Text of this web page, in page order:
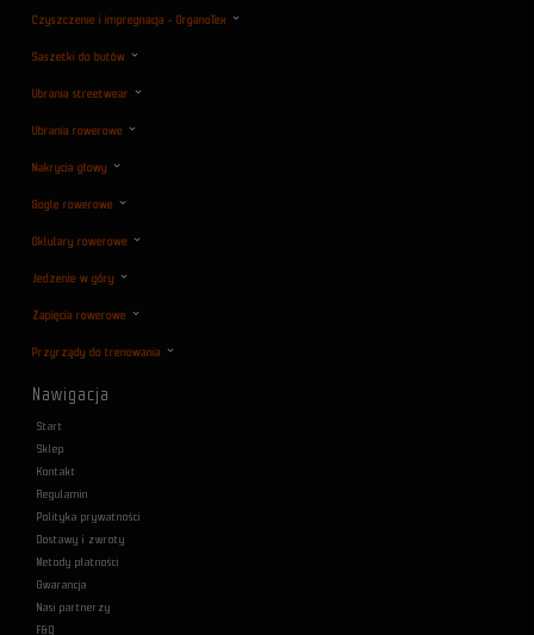
Czyszczenie i impregnacja - OrganoTex
Saszetki do butów
Ubrania streetwear
Ubrania rowerowe
Nakrycia głowy
Gogle rowerowe
Oklulary rowerowe
Jedzenie w góry
Zapięcia rowerowe
Przyrządy do trenowania
Nawigacja
Start
Sklep
Kontakt
Regulamin
Polityka prywatności
Dostawy i zwroty
Metody płatności
Gwarancja
Nasi partnerzy
F&Q